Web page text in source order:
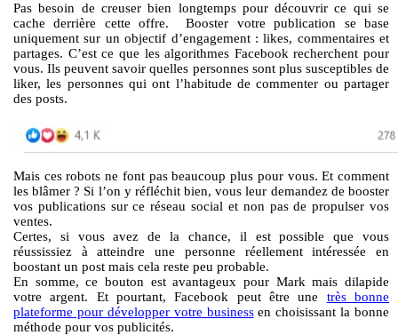
Pas besoin de creuser bien longtemps pour découvrir ce qui se
cache derrière cette offre. Booster votre publication se base
uniquement sur un objectif d’engagement : likes, commentaires et
partages. C’est ce que les algorithmes Facebook recherchent pour
vous. Ils peuvent savoir quelles personnes sont plus susceptibles de
liker, les personnes qui ont l’habitude de commenter ou partager
des posts.
Mais ces robots ne font pas beaucoup plus pour vous. Et comment
les blâmer ? Si l’on y réfléchit bien, vous leur demandez de booster
vos publications sur ce réseau social et non pas de propulser vos
ventes.
Certes, si vous avez de la chance, il est possible que vous
réussissiez à atteindre une personne réellement intéressée en
boostant un post mais cela reste peu probable.
En somme, ce bouton est avantageux pour Mark mais dilapide
votre argent. Et pourtant, Facebook peut être une très bonne
plateforme pour développer votre business en choisissant la bonne
méthode pour vos publicités.